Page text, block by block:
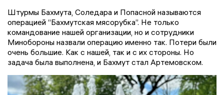
Штурмы Бахмута, Соледара и Попасной называются
операцией “Бахмутская мясорубка”. Не только
командование нашей организации, но и сотрудники
Минобороны назвали операцию именно так. Потери были
очень большие. Как с нашей, так и с их стороны. Но
задача была выполнена, и Бахмут стал Артемовском.